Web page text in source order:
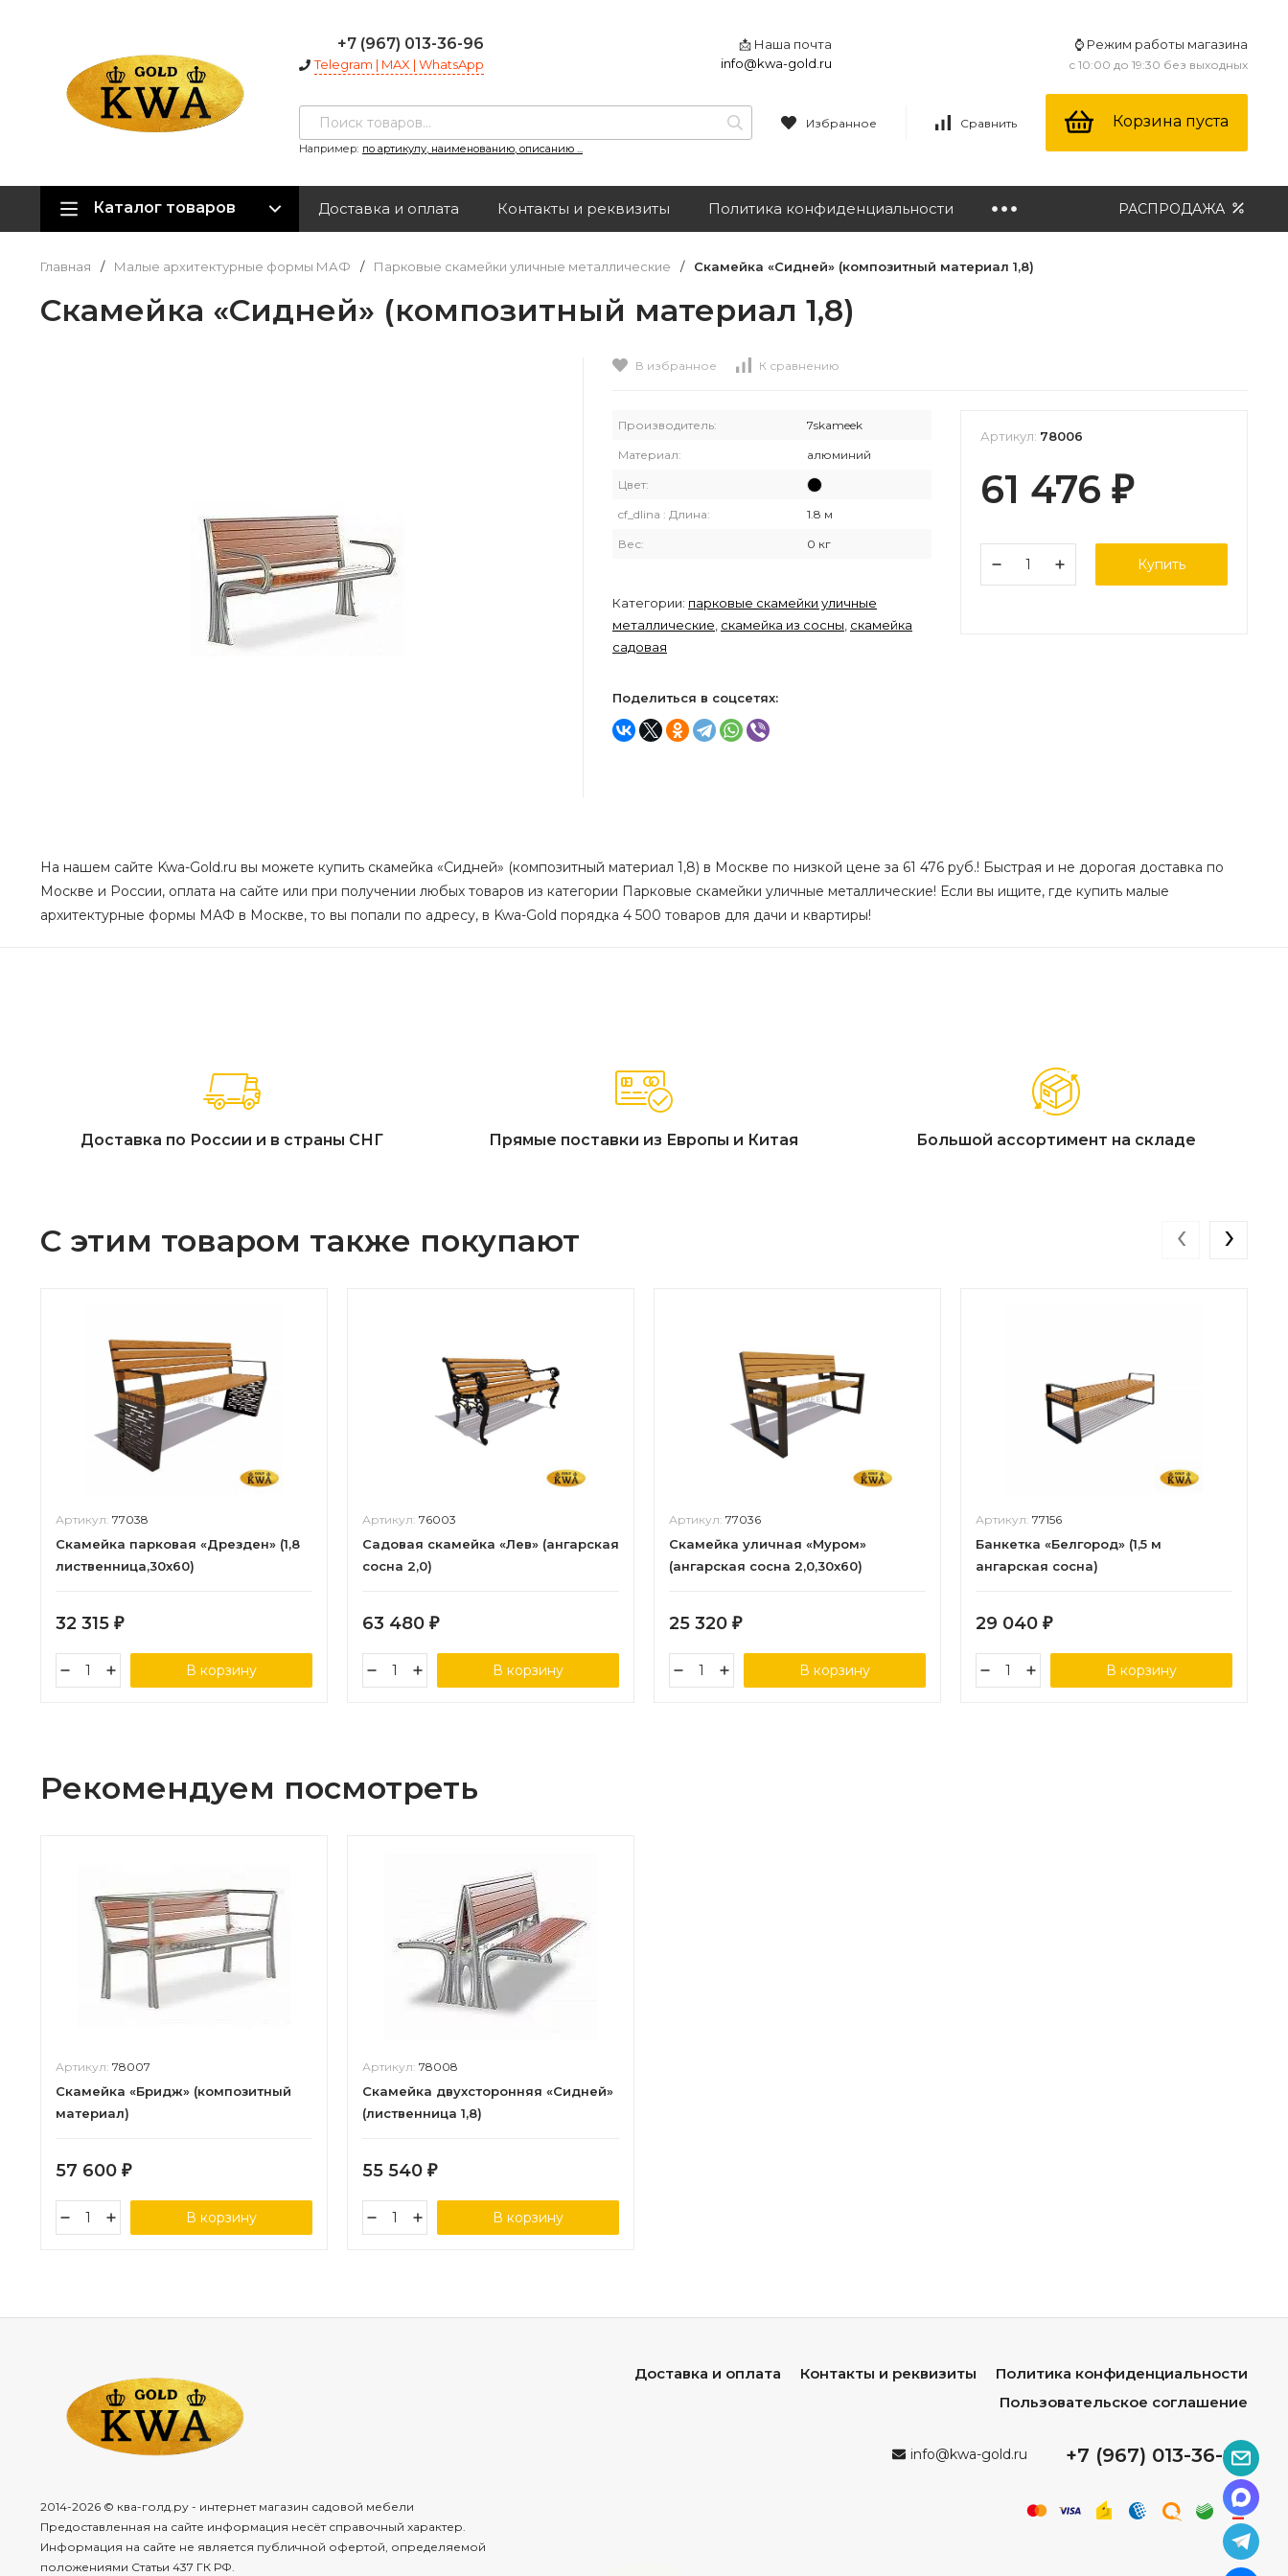
+7 (967) 013-36-96
Telegram | MAX | WhatsApp
📩 Наша почта
info@kwa-gold.ru
⌚ Режим работы магазина
с 10:00 до 19:30 без выходных
Например: по артикулу, наименованию, описанию ...
Избранное Сравнить Корзина пуста
Каталог товаров Доставка и оплата Контакты и реквизиты Политика конфиденциальности РАСПРОДАЖА
Главная / Малые архитектурные формы МАФ / Парковые скамейки уличные металлические / Скамейка «Сидней» (композитный материал 1,8)
Скамейка «Сидней» (композитный материал 1,8)
В избранное К сравнению
Производитель: 7skameek
Материал: алюминий
Цвет:
cf_dlina : Длина: 1.8 м
Вес: 0 кг
Категории: парковые скамейки уличные
металлические скамейка из сосны скамейка
садовая
Поделиться в соцсетях:
Артикул: 78006
61 476 ₽
Купить
На нашем сайте Kwa-Gold.ru вы можете купить скамейка «Сидней» (композитный материал 1,8) в Москве по низкой цене за 61 476 руб.! Быстрая и не дорогая доставка по
Москве и России, оплата на сайте или при получении любых товаров из категории Парковые скамейки уличные металлические! Если вы ищите, где купить малые
архитектурные формы МАФ в Москве, то вы попали по адресу, в Kwa-Gold порядка 4 500 товаров для дачи и квартиры!
Доставка по России и в страны СНГ Прямые поставки из Европы и Китая Большой ассортимент на складе
С этим товаром также покупают
Артикул: 77038
Скамейка парковая «Дрезден» (1,8
лиственница,30х60)
32 315 ₽
В корзину
Артикул: 76003
Садовая скамейка «Лев» (ангарская
сосна 2,0)
63 480 ₽
В корзину
Артикул: 77036
Скамейка уличная «Муром»
(ангарская сосна 2,0,30х60)
25 320 ₽
В корзину
Артикул: 77156
Банкетка «Белгород» (1,5 м
ангарская сосна)
29 040 ₽
В корзину
‹ ›
Рекомендуем посмотреть
Артикул: 78007
Скамейка «Бридж» (композитный
материал)
57 600 ₽
В корзину
Артикул: 78008
Скамейка двухсторонняя «Сидней»
(лиственница 1,8)
55 540 ₽
В корзину
2014-2026 © ква-голд.ру - интернет магазин садовой мебели
Предоставленная на сайте информация несёт справочный характер.
Информация на сайте не является публичной офертой, определяемой
положениями Статьи 437 ГК РФ.
Доставка и оплата Контакты и реквизиты
Политика конфиденциальности
Пользовательское соглашение
info@kwa-gold.ru +7 (967) 013-36-96